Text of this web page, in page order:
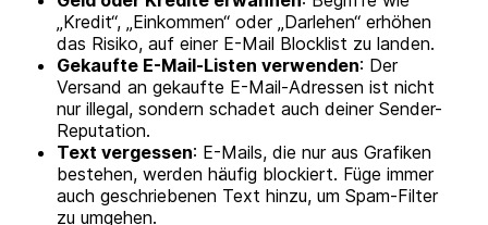
„Kredit“, „Einkommen“ oder „Darlehen“ erhöhen
das Risiko, auf einer E-Mail Blocklist zu landen.
Gekaufte E-Mail-Listen verwenden: Der
Versand an gekaufte E-Mail-Adressen ist nicht
nur illegal, sondern schadet auch deiner Sender-
Reputation.
Text vergessen: E-Mails, die nur aus Grafiken
bestehen, werden häufig blockiert. Füge immer
auch geschriebenen Text hinzu, um Spam-Filter
zu umgehen.